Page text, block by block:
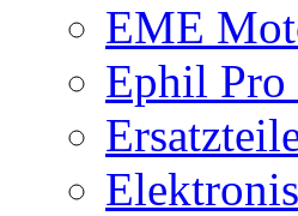
EME
Ephil Pro